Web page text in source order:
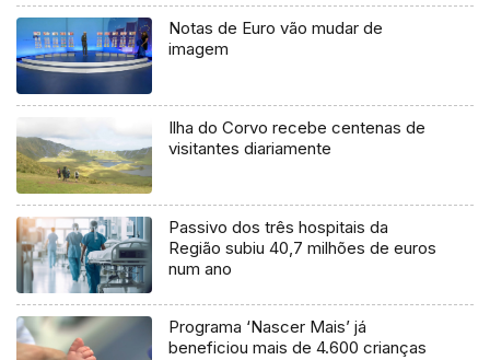
Notas de Euro vão mudar de
imagem
Ilha do Corvo recebe centenas de
visitantes diariamente
Passivo dos três hospitais da
Região subiu 40,7 milhões de euros
num ano
Programa ‘Nascer Mais’ já
beneficiou mais de 4.600 crianças